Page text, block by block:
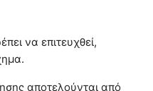
να επιτευχθεί,
αποτελούνται από